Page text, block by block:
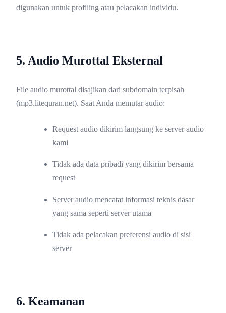
digunakan untuk profiling atau pelacakan individu.
5. Audio Murottal Eksternal
File audio murottal disajikan dari subdomain terpisah
(mp3.litequran.net). Saat Anda memutar audio:
Request audio dikirim langsung ke server audio
kami
Tidak ada data pribadi yang dikirim bersama
request
Server audio mencatat informasi teknis dasar
yang sama seperti server utama
Tidak ada pelacakan preferensi audio di sisi
server
6. Keamanan